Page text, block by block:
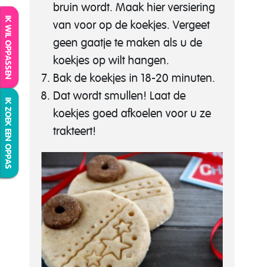
IK WIL OPPASSEN
IK ZOEK EEN OPPAS
bruin wordt. Maak hier versiering
van voor op de koekjes. Vergeet
geen gaatje te maken als u de
koekjes op wilt hangen.
Bak de koekjes in 18-20 minuten.
Dat wordt smullen! Laat de
koekjes goed afkoelen voor u ze
trakteert!